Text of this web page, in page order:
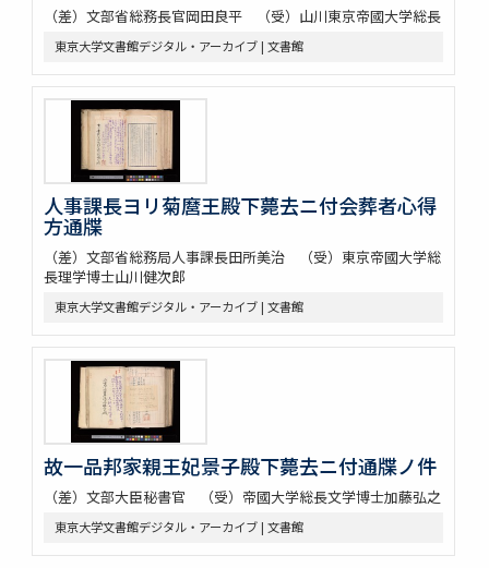
（差）文部省総務長官岡田良平 （受）山川東京帝國大学総長
東京大学文書館デジタル・アーカイブ | 文書館
人事課長ヨリ菊麿王殿下薨去ニ付会葬者心得
方通牒
（差）文部省総務局人事課長田所美治 （受）東京帝國大学総
長理学博士山川健次郎
東京大学文書館デジタル・アーカイブ | 文書館
故一品邦家親王妃景子殿下薨去ニ付通牒ノ件
（差）文部大臣秘書官 （受）帝國大学総長文学博士加藤弘之
東京大学文書館デジタル・アーカイブ | 文書館